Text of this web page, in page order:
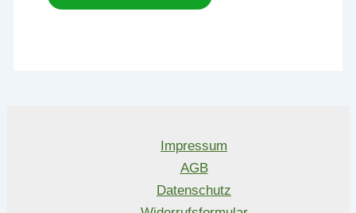
Impressum
AGB
Datenschutz